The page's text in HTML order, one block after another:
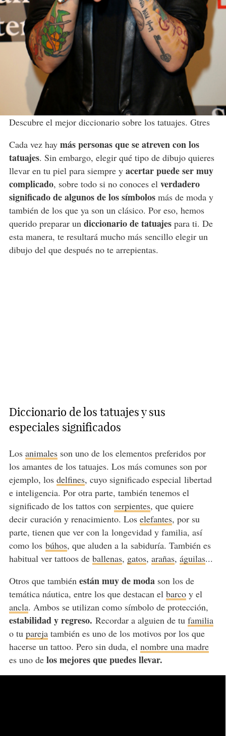
Descubre el mejor diccionario sobre los tatuajes. Gtres
Cada vez haymás personas que se atreven con los
tatuajes. Sin embargo, elegir qué tipo de dibujo quieres
llevar en tu piel para siempre y acertar puede ser muy
complicado, sobre todo si no conoces el verdadero
significado de algunos de los símbolosmás de moda y
también de los que ya son un clásico. Por eso, hemos
querido preparar un diccionario de tatuajespara ti. De
esta manera, te resultará mucho más sencillo elegir un
dibujo del que después no te arrepientas.
Diccionario de los tatuajes y sus
especiales significados
Los animalesson uno de los elementos preferidos por
los amantes de los tatuajes. Los más comunes son por
ejemplo, los delfines, cuyo significado especial libertad
e inteligencia. Por otra parte, también tenemos el
significado de los tattos con serpientes, que quiere
decir curación y renacimiento. Los elefantes, por su
parte, tienen que ver con la longevidad y familia, así
como los búhos, que aluden a la sabiduría. También es
habitual ver tattoos de ballenas, gatos, arañas, águilas...
Otros que también están muy de modason los de
temática náutica, entre los que destacan el barcoy el
ancla. Ambos se utilizan como símbolo de protección,
estabilidad y regreso. Recordar a alguien de tu familia
o tu parejatambién es uno de los motivos por los que
hacerse un tattoo. Pero sin duda, el nombre una madre
es uno de los mejores que puedes llevar.